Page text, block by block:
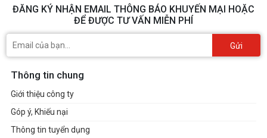
ĐĂNG KÝ NHẬN EMAIL THÔNG BÁO KHUYẾN MẠI HOẶC
ĐỂ ĐƯỢC TƯ VẤN MIỄN PHÍ
Gửi
Thông tin chung
Giới thiệu công ty
Góp ý, Khiếu nại
Thông tin tuyển dụng